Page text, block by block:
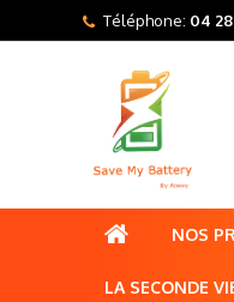
Téléphone: 04
NOS
LA SECONDE